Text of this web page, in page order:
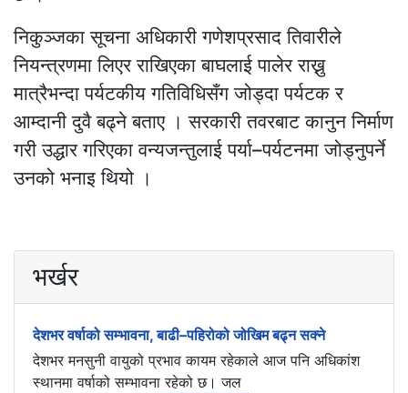
निकुञ्जका सूचना अधिकारी गणेशप्रसाद तिवारीले
नियन्त्रणमा लिएर राखिएका बाघलाई पालेर राख्नु
मात्रैभन्दा पर्यटकीय गतिविधिसँग जोड्दा पर्यटक र
आम्दानी दुवै बढ्ने बताए । सरकारी तवरबाट कानुन निर्माण
गरी उद्धार गरिएका वन्यजन्तुलाई पर्या–पर्यटनमा जोड्नुपर्ने
उनको भनाइ थियो ।
भर्खर
देशभर वर्षाको सम्भावना, बाढी–पहिरोको जोखिम बढ्न सक्ने
देशभर मनसुनी वायुको प्रभाव कायम रहेकाले आज पनि अधिकांश
स्थानमा वर्षाको सम्भावना रहेको छ। जल